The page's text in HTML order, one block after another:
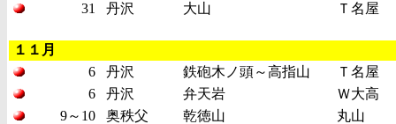
31
丹沢 大山 Ｔ名屋
１１月
6
丹沢 鉄砲木ノ頭～高指山
Ｔ名屋
6
丹沢 弁天岩
Ｗ大高
9～10
奥秩父 乾徳山
丸山